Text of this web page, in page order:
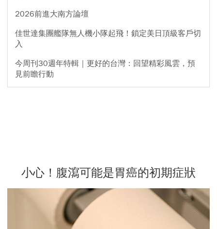
2026前進大南方論壇
佳世達集團艦隊無人機小隊起飛！鎖定美日頂級客戶切
入
今周刊30週年特輯｜更好的台灣：回望精彩風雲，預
見前瞻行動
小心！腹瀉可能是胃癌的初期症狀